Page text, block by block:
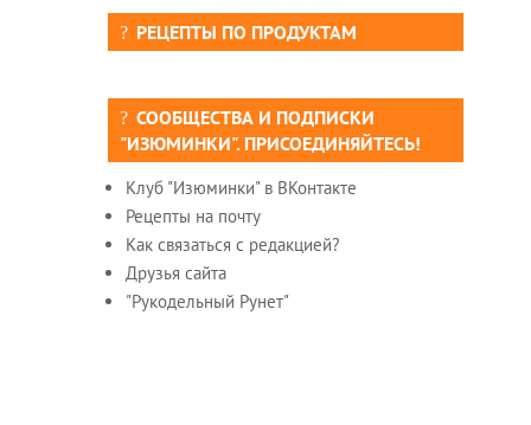
РЕЦЕПТЫ ПО ПРОДУКТАМ
СООБЩЕСТВА И ПОДПИСКИ
"ИЗЮМИНКИ". ПРИСОЕДИНЯЙТЕСЬ!
Клуб "Изюминки" в ВКонтакте
Рецепты на почту
Как связаться с редакцией?
Друзья сайта
"Рукодельный Рунет"